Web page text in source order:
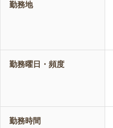
勤務地
勤務曜日・頻度
勤務時間